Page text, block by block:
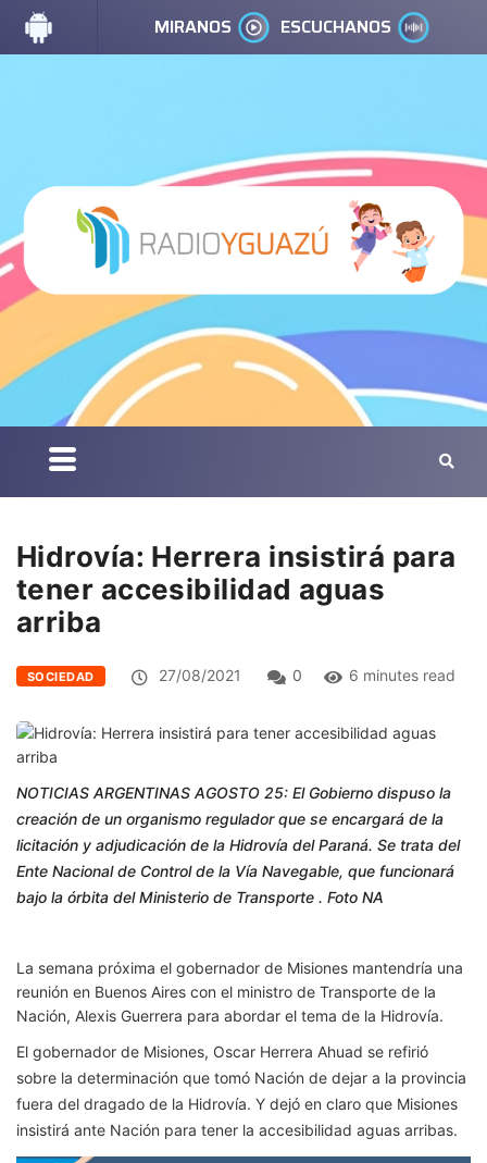
MIRANOS ESCUCHANOS
Hidrovía: Herrera insistirá para
tener accesibilidad aguas
arriba
SOCIEDAD 27/08/2021 0 6 minutes read
NOTICIAS ARGENTINAS AGOSTO 25: El Gobierno dispuso la
creación de un organismo regulador que se encargará de la
licitación y adjudicación de la Hidrovía del Paraná. Se trata del
Ente Nacional de Control de la Vía Navegable, que funcionará
bajo la órbita del Ministerio de Transporte . Foto NA
La semana próxima el gobernador de Misiones mantendría una
reunión en Buenos Aires con el ministro de Transporte de la
Nación, Alexis Guerrera para abordar el tema de la Hidrovía.
El gobernador de Misiones, Oscar Herrera Ahuad se refirió
sobre la determinación que tomó Nación de dejar a la provincia
fuera del dragado de la Hidrovía. Y dejó en claro que Misiones
insistirá ante Nación para tener la accesibilidad aguas arribas.